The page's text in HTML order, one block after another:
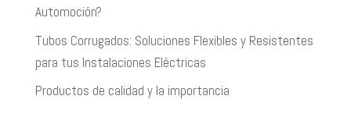
Automoción?
Tubos Corrugados: Soluciones Flexibles y Resistentes
para tus Instalaciones Eléctricas
Productos de calidad y la importancia